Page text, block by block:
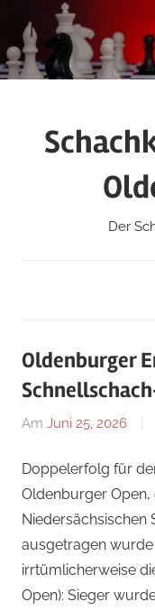
Inhalt
springen
Der
Oldenburger
Am Juni 25, 2026
Doppelerfolg für
Oldenburger Open,
Niedersächsischen
ausgetragen
irrtümlicherweise
Open): Sieger